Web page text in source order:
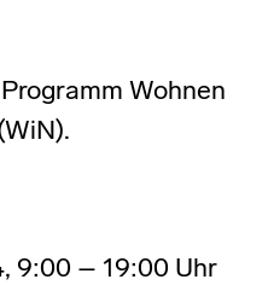
Wohnen
9:00 – 19:00 Uhr